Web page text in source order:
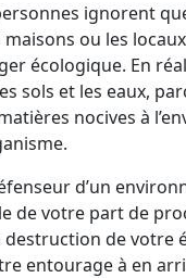
ignorent
maisons ou les
écologique. En
sols et les eaux,
nocives à
d’un
de votre part de
destruction de votre
entourage à en